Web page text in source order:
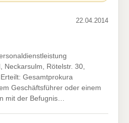
22.04.2014
Neckarsulm, Rötelstr. 30,
Gesamtprokura
Geschäftsführer oder einem
mit der Befugnis…